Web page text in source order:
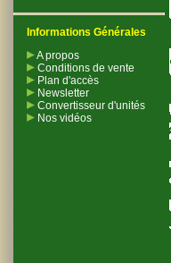
Informations Générales
A propos
Conditions de vente
Plan d'accès
Newsletter
Convertisseur d'unités
Nos vidéos